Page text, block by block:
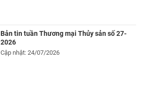
Bản tin tuần Thương mại Thủy sản số 27-
2026
Cập nhật: 24/07/2026